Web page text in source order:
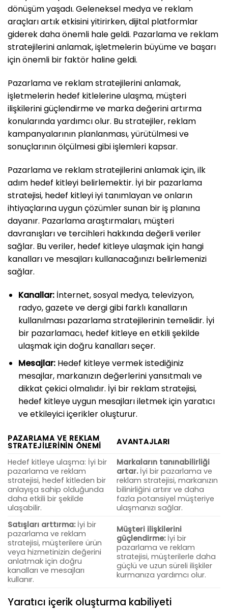
dönüşüm yaşadı. Geleneksel medya ve reklam
araçları artık etkisini yitirirken, dijital platformlar
giderek daha önemli hale geldi. Pazarlama ve reklam
stratejilerini anlamak, işletmelerin büyüme ve başarı
için önemli bir faktör haline geldi.
Pazarlama ve reklam stratejilerini anlamak,
işletmelerin hedef kitlelerine ulaşma, müşteri
ilişkilerini güçlendirme ve marka değerini artırma
konularında yardımcı olur. Bu stratejiler, reklam
kampanyalarının planlanması, yürütülmesi ve
sonuçlarının ölçülmesi gibi işlemleri kapsar.
Pazarlama ve reklam stratejilerini anlamak için, ilk
adım hedef kitleyi belirlemektir. İyi bir pazarlama
stratejisi, hedef kitleyi iyi tanımlayan ve onların
ihtiyaçlarına uygun çözümler sunan bir iş planına
dayanır. Pazarlama araştırmaları, müşteri
davranışları ve tercihleri hakkında değerli veriler
sağlar. Bu veriler, hedef kitleye ulaşmak için hangi
kanalları ve mesajları kullanacağınızı belirlemenizi
sağlar.
Kanallar:İnternet, sosyal medya, televizyon,
radyo, gazete ve dergi gibi farklı kanalların
kullanılması pazarlama stratejilerinin temelidir. İyi
bir pazarlamacı, hedef kitleye en etkili şekilde
ulaşmak için doğru kanalları seçer.
Mesajlar:Hedef kitleye vermek istediğiniz
mesajlar, markanızın değerlerini yansıtmalı ve
dikkat çekici olmalıdır. İyi bir reklam stratejisi,
hedef kitleye uygun mesajları iletmek için yaratıcı
ve etkileyici içerikler oluşturur.
PAZARLAMA VE REKLAM
STRATEJILERININ ÖNEMI
AVANTAJLARI
Hedef kitleye ulaşma: İyi bir
pazarlama ve reklam
stratejisi, hedef kitleden bir
anlayışa sahip olduğunda
daha etkili bir şekilde
ulaşabilir.
Markaların tanınabilirliği
artar.İyi bir pazarlama ve
reklam stratejisi, markanızın
bilinirliğini artırır ve daha
fazla potansiyel müşteriye
ulaşmanızı sağlar.
Satışları arttırma:İyi bir
pazarlama ve reklam
stratejisi, müşterilere ürün
veya hizmetinizin değerini
anlatmak için doğru
kanalları ve mesajları
kullanır.
Müşteri ilişkilerini
güçlendirme:İyi bir
pazarlama ve reklam
stratejisi, müşterilerle daha
güçlü ve uzun süreli ilişkiler
kurmanıza yardımcı olur.
Yaratıcı içerik oluşturma kabiliyeti